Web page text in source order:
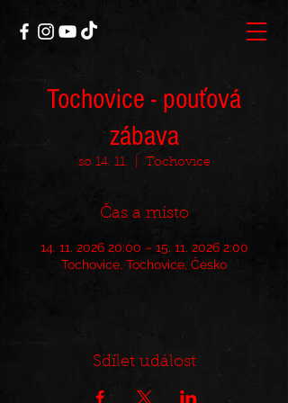
Tochovice - pouťová
zábava
so 14. 11. Tochovice
Čas a místo
14. 11. 2026 20:00 – 15. 11. 2026 2:00
Tochovice, Tochovice, Česko
Sdílet událost